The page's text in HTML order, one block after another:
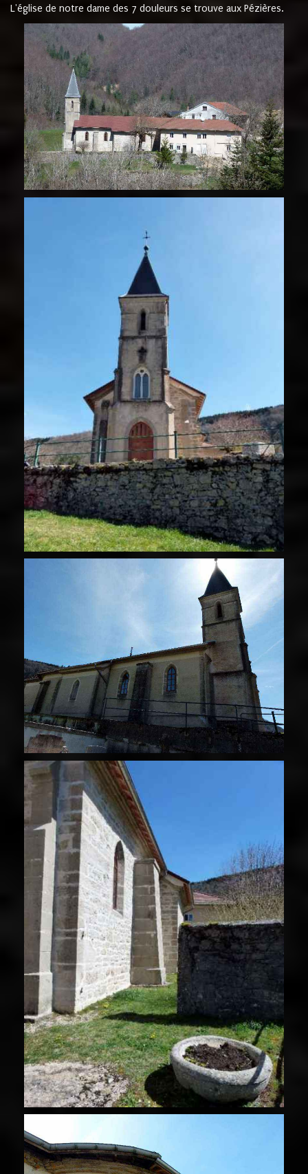
L'église de notre dame des 7 douleurs se trouve aux Pézières.